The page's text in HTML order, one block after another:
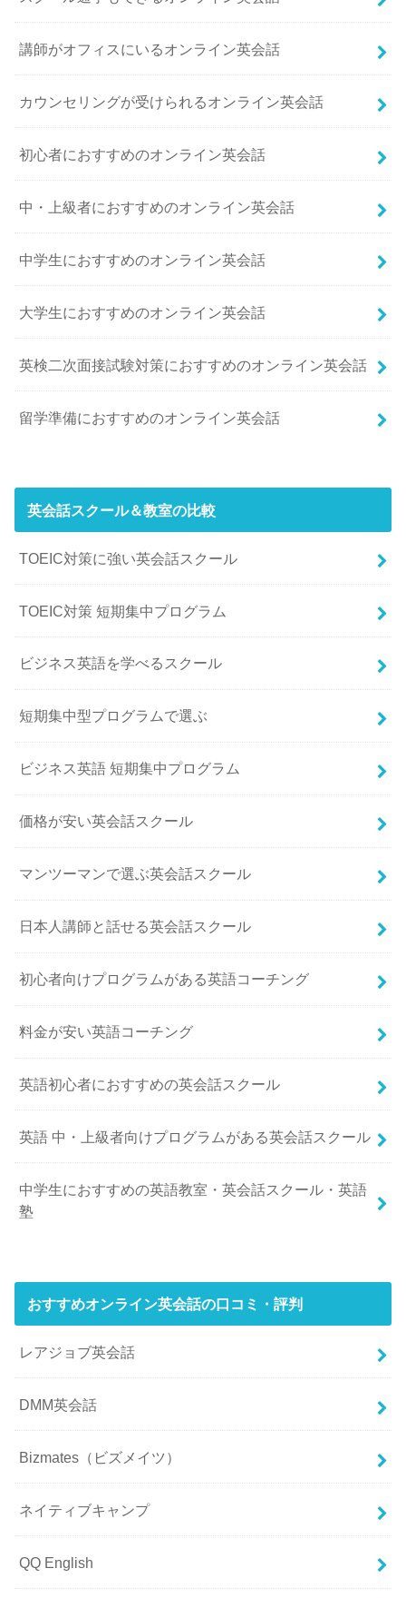
講師がオフィスにいるオンライン英会話
カウンセリングが受けられるオンライン英会話
初心者におすすめのオンライン英会話
中・上級者におすすめのオンライン英会話
中学生におすすめのオンライン英会話
大学生におすすめのオンライン英会話
英検二次面接試験対策におすすめのオンライン英会話
留学準備におすすめのオンライン英会話
英会話スクール＆教室の比較
TOEIC対策に強い英会話スクール
TOEIC対策 短期集中プログラム
ビジネス英語を学べるスクール
短期集中型プログラムで選ぶ
ビジネス英語 短期集中プログラム
価格が安い英会話スクール
マンツーマンで選ぶ英会話スクール
日本人講師と話せる英会話スクール
初心者向けプログラムがある英語コーチング
料金が安い英語コーチング
英語初心者におすすめの英会話スクール
英語 中・上級者向けプログラムがある英会話スクール
中学生におすすめの英語教室・英会話スクール・英語
塾
おすすめオンライン英会話の口コミ・評判
レアジョブ英会話
DMM英会話
Bizmates（ビズメイツ）
ネイティブキャンプ
QQ English